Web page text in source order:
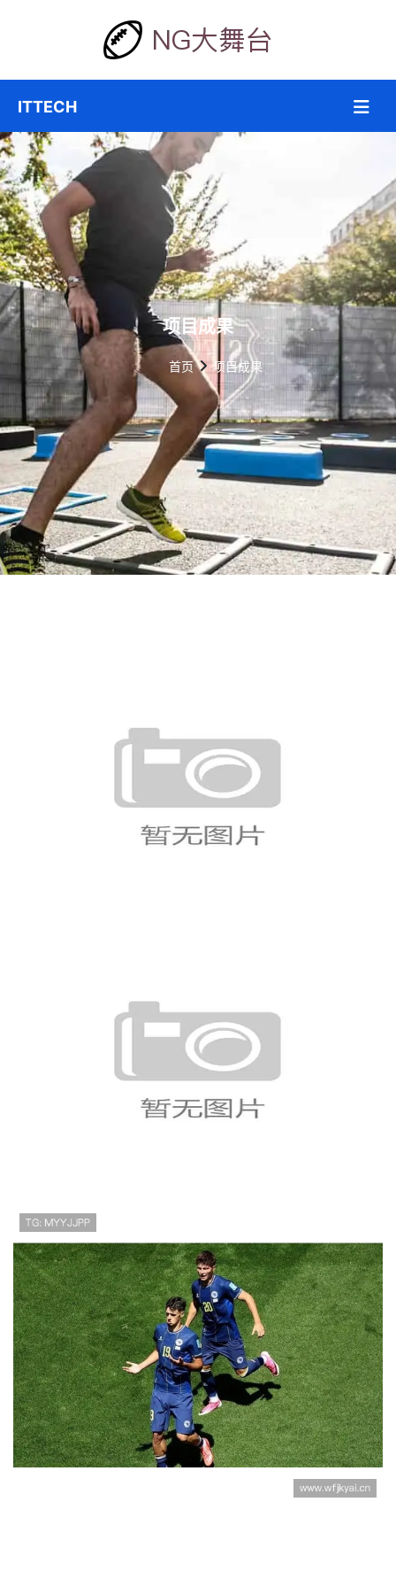
项目成果
首页 项目成果
土耳其小组赛结束：3分告别
2026世界杯
埃及晋级背后：5分成绩确保小组
加拿大晋级世界杯淘汰赛：B组第
二身份出线